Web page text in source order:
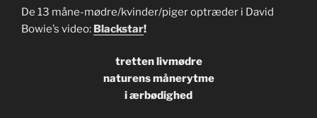
De 13 måne-mødre/kvinder/piger optræder i David
Bowie’s video: Blackstar!
tretten livmødre
naturens månerytme
i ærbødighed